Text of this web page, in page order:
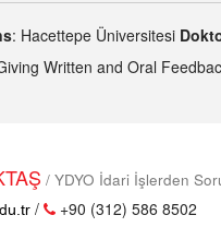
: Hacettepe Üniversitesi
Written and Oral
/ YDYO İdari İşlerden
/ +90 (312) 586 8502